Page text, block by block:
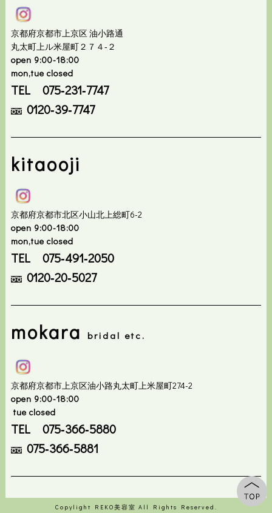
京都府京都市上京区 油小路通
丸太町上ル米屋町２７４‐２
open 9:00-18:00
mon,tue closed
TEL 075‐231‐7747
0120‐39‐7747
kitaooji
京都府京都市北区小山北上総町6-2
open 9:00-18:00
mon,tue closed
TEL 075‐491‐2050
0120‐20‐5027
mokara bridal etc.
京都府京都市上京区油小路丸太町上米屋町274-2
open 9:00-18:00
tue closed
TEL 075‐366‐5880
075‐366‐5881
Copylight REKO美容室 All Rights Reserved.